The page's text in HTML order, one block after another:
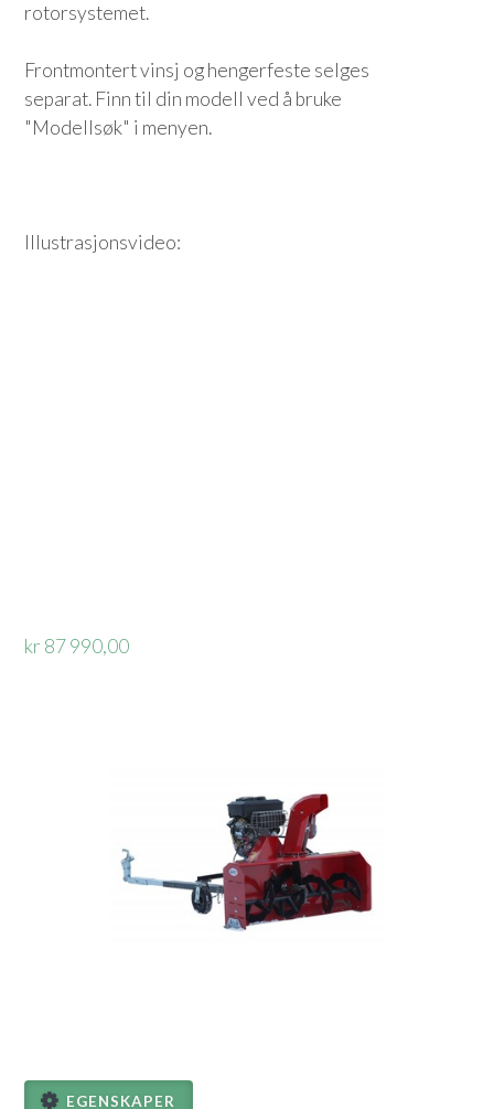
rotorsystemet.
Frontmontert vinsj og hengerfeste selges
separat. Finn til din modell ved å bruke
"Modellsøk" i menyen.
Illustrasjonsvideo:
kr 87 990,00
EGENSKAPER